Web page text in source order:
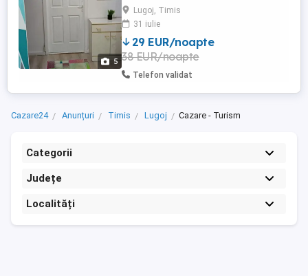
5
mobilat și utilat. Se afla in zona
ultracentrala la 20 m de Universitatea
Draga. Are cablu TV și Wi-Fi, încălzirea se
face cu centrala pe gaz. Se închiriază la
maxim 6 persoane pe o perioada de
minim 3 nopti. PREȚUL ESTE ...
Lugoj, Timis
31 iulie
29 EUR/noapte
38 EUR/noapte
Telefon validat
Cazare24 Anunțuri Timis Lugoj Cazare - Turism
Categorii
Județe
Localități